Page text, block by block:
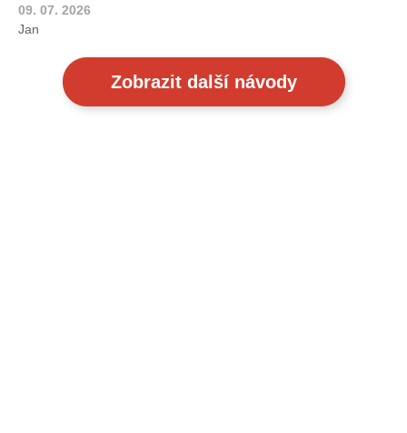
09. 07. 2026
Jan
Zobrazit další návody